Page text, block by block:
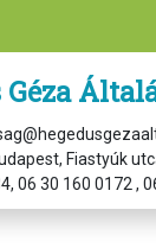
Géza
Fiastyúk
06 30 160 0172 ,